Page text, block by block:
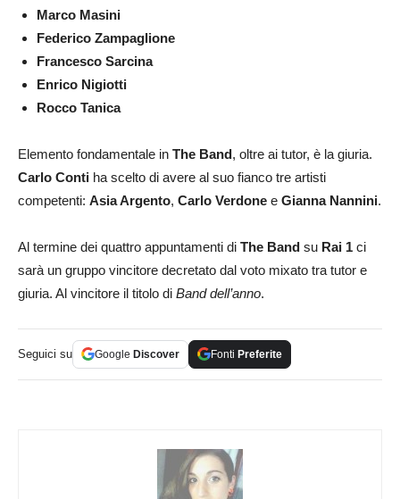
Marco Masini
Federico Zampaglione
Francesco Sarcina
Enrico Nigiotti
Rocco Tanica
Elemento fondamentale in The Band, oltre ai tutor, è la giuria.
Carlo Conti ha scelto di avere al suo fianco tre artisti
competenti: Asia Argento, Carlo Verdone e Gianna Nannini.
Al termine dei quattro appuntamenti di The Band su Rai 1 ci
sarà un gruppo vincitore decretato dal voto mixato tra tutor e
giuria. Al vincitore il titolo di Band dell’anno.
Seguici su Google Discover Fonti Preferite